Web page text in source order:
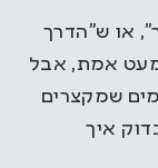
או ש”הדרך
מעט אמת, אבל
שמקצרים
איך